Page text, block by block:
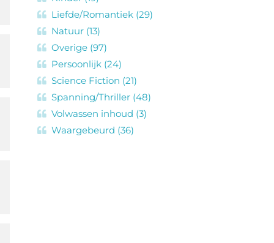
Liefde/Romantiek (29)
Natuur (13)
Overige (97)
Persoonlijk (24)
Science Fiction (21)
Spanning/Thriller (48)
Volwassen inhoud (3)
Waargebeurd (36)